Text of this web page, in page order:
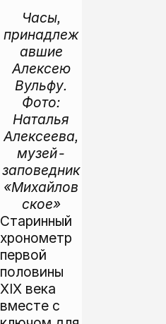
Часы,
принадлеж
авшие
Алексею
Вульфу.
Фото:
Наталья
Алексеева,
музей-
заповедник
«Михайлов
ское»
Старинный
хронометр
первой
половины
XIX века
вместе с